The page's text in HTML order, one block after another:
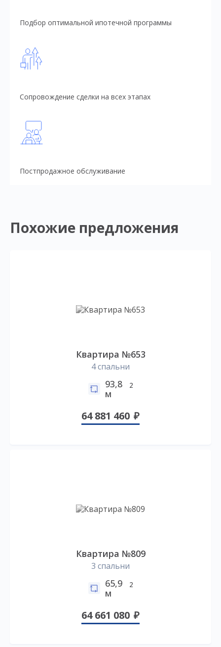
Подбор оптимальной ипотечной программы
Сопровождение сделки на всех этапах
Постпродажное обслуживание
Похожие предложения
Квартира №653
4 спальни
93,8
м
2
64 881 460
Квартира №809
3 спальни
65,9
м
2
64 661 080